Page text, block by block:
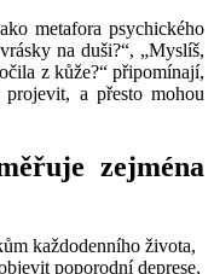
metafora psychického
na duši?“, „Myslíš,
z kůže?“ připomínají,
projevit, a přesto mohou
zejména
každodenního života,
poporodní deprese,